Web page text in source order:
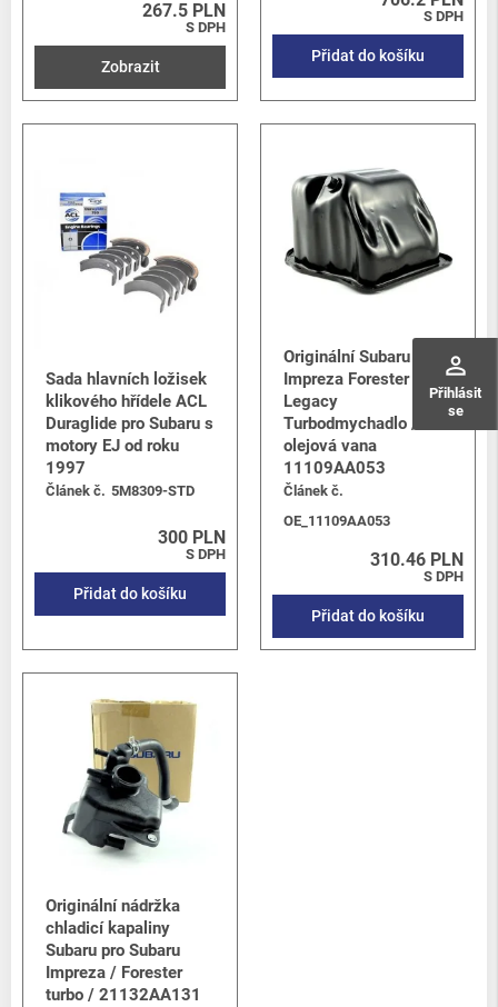
perm_identity
Přihlásit
se
267.5 PLN
S DPH
Zobrazit
S DPH
Přidat do košíku
Sada hlavních ložisek
klikového hřídele ACL
Duraglide pro Subaru s
motory EJ od roku
1997
Článek č. 5M8309-STD
300 PLN
S DPH
Přidat do košíku
Originální Subaru
Impreza Forester &
Legacy
Turbodmychadlo /
olejová vana
11109AA053
Článek č.
OE_11109AA053
310.46 PLN
S DPH
Přidat do košíku
Originální nádržka
chladicí kapaliny
Subaru pro Subaru
Impreza / Forester
turbo / 21132AA131